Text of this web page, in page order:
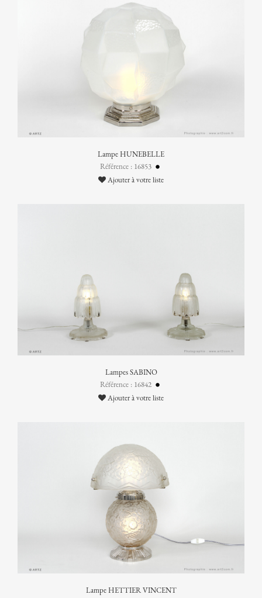
Lampe HUNEBELLE
Référence : 16853
Ajouter à votre liste
Lampes SABINO
Référence : 16842
Ajouter à votre liste
Lampe HETTIER VINCENT